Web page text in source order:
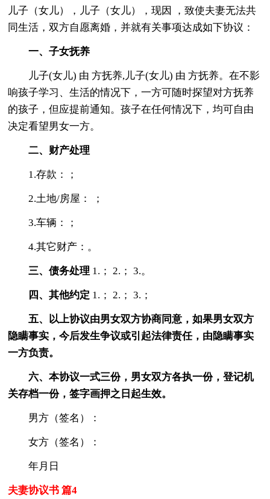
儿子（女儿），儿子（女儿），现因 ，致使夫妻无法共
同生活，双方自愿离婚，并就有关事项达成如下协议：
一、子女抚养
儿子(女儿) 由 方抚养,儿子(女儿) 由 方抚养。在不影
响孩子学习、生活的情况下，一方可随时探望对方抚养
的孩子，但应提前通知。孩子在任何情况下，均可自由
决定看望男女一方。
二、财产处理
1.存款：；
2.土地/房屋： ；
3.车辆：；
4.其它财产：。
三、债务处理 1.； 2.； 3.。
四、其他约定 1.； 2.； 3.；
五、以上协议由男女双方协商同意，如果男女双方
隐瞒事实，今后发生争议或引起法律责任，由隐瞒事实
一方负责。
六、本协议一式三份，男女双方各执一份，登记机
关存档一份，签字画押之日起生效。
男方（签名）：
女方（签名）：
年月日
夫妻协议书 篇4